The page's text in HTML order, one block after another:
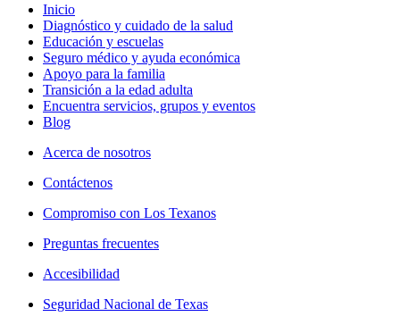
Inicio
Diagnóstico y cuidado de la salud
Educación y escuelas
Seguro médico y ayuda económica
Apoyo para la familia
Transición a la edad adulta
Encuentra servicios, grupos y eventos
Blog
Acerca de nosotros
Contáctenos
Compromiso con Los Texanos
Preguntas frecuentes
Accesibilidad
Seguridad Nacional de Texas